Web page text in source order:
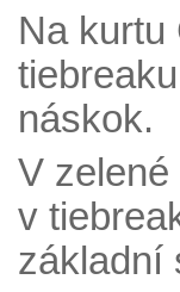
Na kurtu
náskok.
V
v
základní